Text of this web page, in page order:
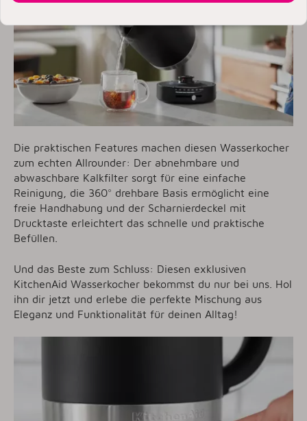
Die praktischen Features machen diesen Wasserkocher
zum echten Allrounder: Der abnehmbare und
abwaschbare Kalkfilter sorgt für eine einfache
Reinigung, die 360° drehbare Basis ermöglicht eine
freie Handhabung und der Scharnierdeckel mit
Drucktaste erleichtert das schnelle und praktische
Befüllen.
Und das Beste zum Schluss: Diesen exklusiven
KitchenAid Wasserkocher bekommst du nur bei uns. Hol
ihn dir jetzt und erlebe die perfekte Mischung aus
Eleganz und Funktionalität für deinen Alltag!